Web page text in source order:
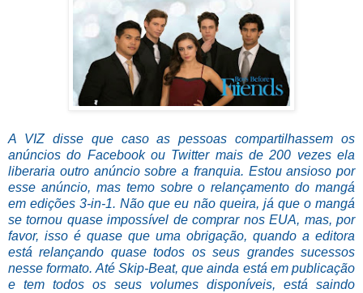
A VIZ disse que caso as pessoas compartilhassem os
anúncios do Facebook ou Twitter mais de 200 vezes ela
liberaria outro anúncio sobre a franquia. Estou ansioso por
esse anúncio, mas temo sobre o relançamento do mangá
em edições 3-in-1. Não que eu não queira, já que o mangá
se tornou quase impossível de comprar nos EUA, mas, por
favor, isso é quase que uma obrigação, quando a editora
está relançando quase todos os seus grandes sucessos
nesse formato. Até Skip-Beat, que ainda está em publicação
e tem todos os seus volumes disponíveis, está saindo